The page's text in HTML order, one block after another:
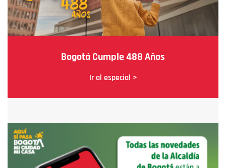
Bogotá Cumple 488 Años
Ir al especial >